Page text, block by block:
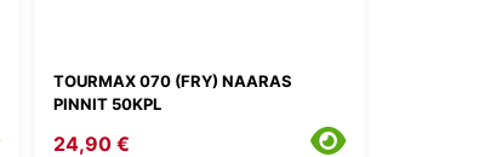
TOURMAX 070 (FRY) NAARAS
PINNIT 50KPL
24,90 €